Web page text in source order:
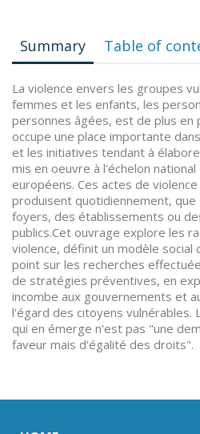
Summary Table of
La violence envers les groupes
femmes et les enfants, les
personnes âgées, est de plus en
occupe une place importante
et les initiatives tendant à
mis en oeuvre à l'échelon
européens. Ces actes de
produisent quotidiennement,
foyers, des établissements ou
publics.Cet ouvrage explore les
violence, définit un modèle social
point sur les recherches
de stratégies préventives, en
incombe aux gouvernements et
l'égard des citoyens vulnérables.
qui en émerge n'est pas "une
faveur mais d'égalité des droits".